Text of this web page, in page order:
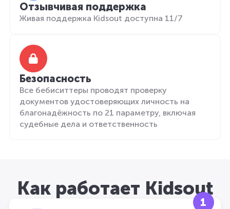
Отзывчивая поддержка
Живая поддержка Kidsout доступна 11/7
Безопасность
Все бебиситтеры проводят проверку
документов удостоверяющих личность на
благонадёжность по 21 параметру, включая
судебные дела и ответственность
Как работает Kidsout
1